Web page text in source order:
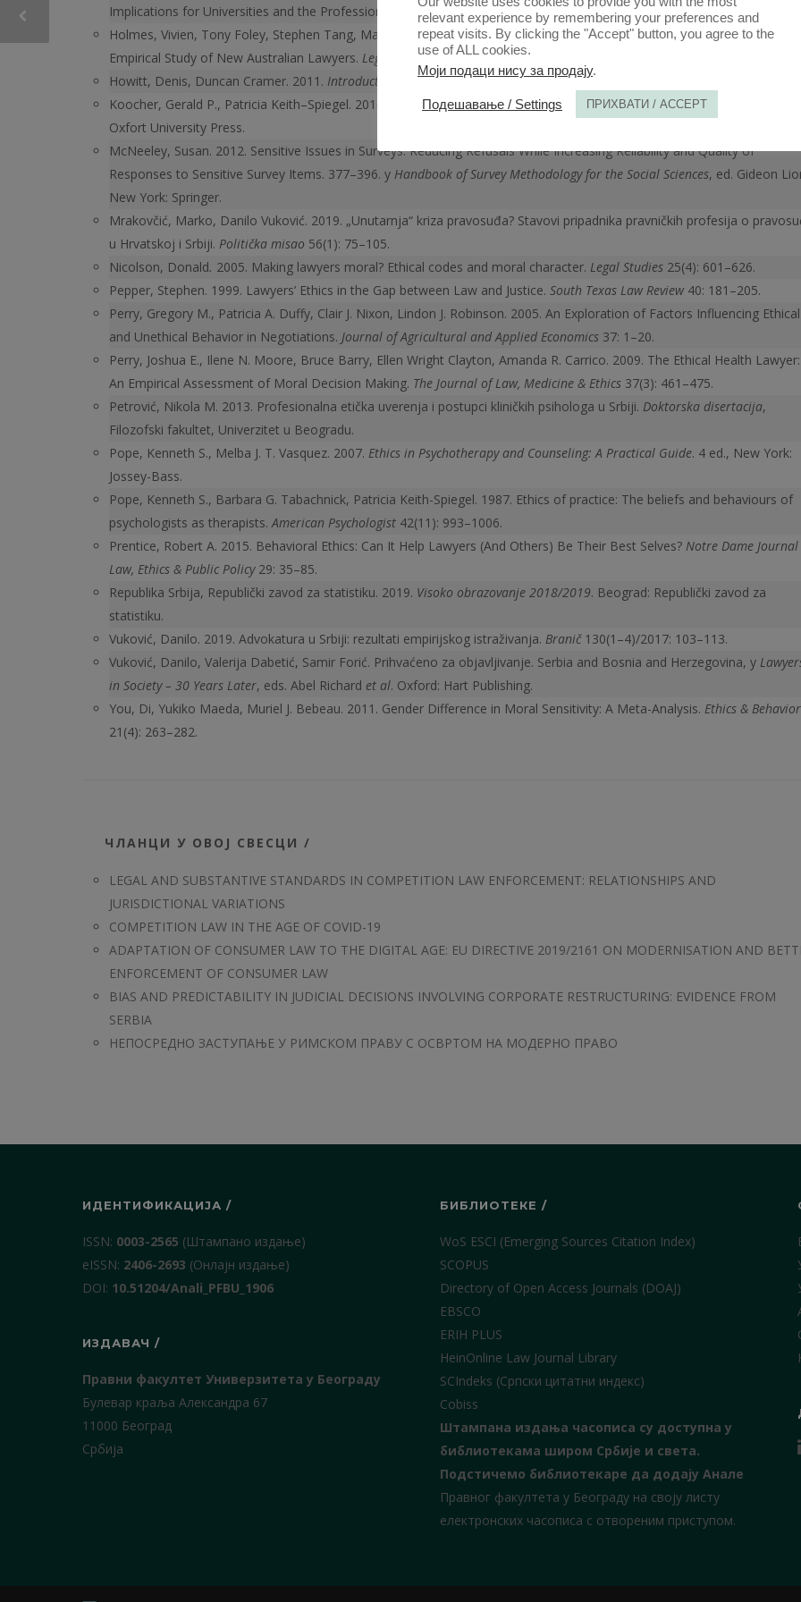
Implications for Universities and the Profession.
Journal of Business Ethics16: 1297–1309.
Holmes, Vivien, Tony Foley, Stephen Tang, Margie Rowe. 2012. Prac­ticing Professionalism: Observations from an
Empirical Study of New Australian Lawyers. Legal Ethics15(1): 29–55.
Howitt, Denis, Duncan Cramer. 2011. Introduction to Statistics in Psy­chology. 5 ed., Harlow: Pearson Education Limited.
Koocher, Gerald P., Patricia Keith–Spiegel. 2016.
Ethics in psychology and the Mental Health Professions. 4 ed., New York:
Oxfort University Press.
McNeeley, Susan. 2012. Sensitive Issues in Surveys: Reducing Refusals While Increasing Reliability and Quality of
Responses to Sensitive Survey Items. 377–396. у Handbook of Survey Methodology for the Social Sciences, ed. Gideon
New York: Springer.
Mrakovčić, Marko, Danilo Vuković. 2019. „Unutarnja“ kriza pravosuđa? Stavovi pripadnika pravničkih profesija o
u Hrvatskoj i Srbiji. Politička misao 56(1): 75–105.
Nicolson, Donald. 2005. Making lawyers moral? Ethical codes and moral character. Legal Studies 25(4): 601–626.
Pepper, Stephen. 1999. Lawyers’ Ethics in the Gap between Law and Justice. South Texas Law Review40: 181–205.
Perry, Gregory M., Patricia A. Duffy, Clair J. Nixon, Lindon J. Robinson. 2005. An Exploration of Factors Influencing Ethical
and Unethical Behavior in Negotiations. Journal of Agricultural and Applied Economics 37: 1–20.
Perry, Joshua E., Ilene N. Moore, Bruce Barry, Ellen Wright Clayton, Amanda R. Carrico. 2009. The Ethical Health Lawyer:
An Em­pirical Assessment of Moral Decision Making. The Journal of Law, Medicine & Ethics 37(3): 461–475.
Petrović, Nikola M. 2013. Profesionalna etička uverenja i postupci kliničkih psihologa u Srbiji. Doktorska disertacija,
Filozofski fakultet, Univerzitet u Beogradu.
Pope, Kenneth S., Melba J. T. Vasquez. 2007. Ethics in Psychotherapy and Counseling: A Practical Guide. 4 ed., New York:
Jossey-Bass.
Pope, Kenneth S., Barbara G. Tabachnick, Patricia Keith-Spiegel. 1987. Ethics of practice: The beliefs and behaviours of
psychologists as therapists.American Psychologist 42(11): 993–1006.
Prentice, Robert A. 2015. Behavioral Ethics: Can It Help Lawyers (And Others) Be Their Best Selves? Notre Dame
Law, Ethics & Public Policy29: 35–85.
Republika Srbija, Republički zavod za statistiku. 2019. Visoko obrazovanje 2018/2019. Beograd: Republički zavod za
statistiku.
Vuković, Danilo. 2019. Advokatura u Srbiji: rezultati empirijskog istraživanja. Branič130(1–4)/2017: 103–113.
Vuković, Danilo, Valerija Dabetić, Samir Forić. Prihvaćeno za objav­ljivanje. Serbia and Bosnia and Herzegovina, у
in Society – 30 Years Later, eds. Abel Richard et al. Oxford: Hart Publishing.
You, Di, Yukiko Maeda, Muriel J. Bebeau. 2011. Gender Difference in Moral Sensitivity: A Meta-Analysis. Ethics & Behavior
21(4): 263–282.
ЧЛАНЦИ У ОВОЈ СВЕСЦИ /
LEGAL AND SUBSTANTIVE STANDARDS IN COMPETITION LAW ENFORCEMENT: RELATIONSHIPS AND
JURISDICTIONAL VARIATIONS
COMPETITION LAW IN THE AGE OF COVID-19
ADAPTATION OF CONSUMER LAW TO THE DIGITAL AGE: EU DIRECTIVE 2019/2161 ON MODERNISATION AND
ENFORCEMENT OF CONSUMER LAW
BIAS AND PREDICTABILITY IN JUDICIAL DECISIONS INVOLVING CORPORATE RESTRUCTURING: EVIDENCE FROM
SERBIA
НЕПОСРЕДНО ЗАСТУПАЊЕ У РИМСКОМ ПРАВУ С ОСВРТОМ НА МОДЕРНО ПРАВО
ИДЕНТИФИКАЦИЈА /
ISSN: 0003-2565 (Штампано издање)
еISSN: 2406-2693 (Онлајн издање)
DOI: 10.51204/Anali_PFBU_1906
ИЗДАВАЧ /
Правни факултет Универзитета у Београду
Булевар краља Александра 67
11000 Београд
Србија
БИБЛИОТЕКЕ /
WoS ESCI (Emerging Sources Citation Index)
SCOPUS
Directory of Open Access Journals (DOAJ)
EBSCO
ERIH PLUS
HeinOnline Law Journal Library
SCIndeks (Српски цитатни индекс)
Cobiss
Штампана издања часописа су доступна у
библиотекама широм Србије и света.
Подстичемо библиотекаре да додају Анале
Правног факултета у Београду на своју листу
електронских часописа с отвореним приступом.
relevant experience by remembering your preferences and
repeat visits. By clicking the "Accept" button, you agree to the
use of ALL cookies.
Моји подаци нису за продају.
Подешавање / Settings ПРИХВАТИ / ACCEPT